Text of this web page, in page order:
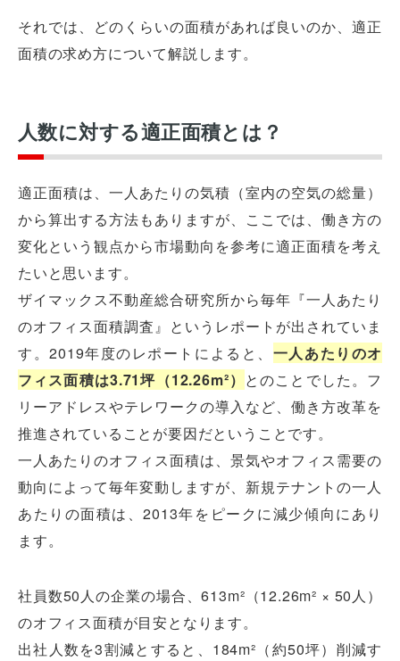
それでは、どのくらいの面積があれば良いのか、適正
面積の求め方について解説します。
人数に対する適正面積とは？
適正面積は、一人あたりの気積（室内の空気の総量）
から算出する方法もありますが、ここでは、働き方の
変化という観点から市場動向を参考に適正面積を考え
たいと思います。
ザイマックス不動産総合研究所から毎年『一人あたり
のオフィス面積調査』というレポートが出されていま
す。2019年度のレポートによると、 一人あたりのオ
フィス面積は3.71坪（12.26m²） とのことでした。フ
リーアドレスやテレワークの導入など、働き方改革を
推進されていることが要因だということです。
一人あたりのオフィス面積は、景気やオフィス需要の
動向によって毎年変動しますが、新規テナントの一人
あたりの面積は、2013年をピークに減少傾向にあり
ます。
社員数50人の企業の場合、613m²（12.26m² × 50人）
のオフィス面積が目安となります。
出社人数を3割減とすると、184m²（約50坪）削減す